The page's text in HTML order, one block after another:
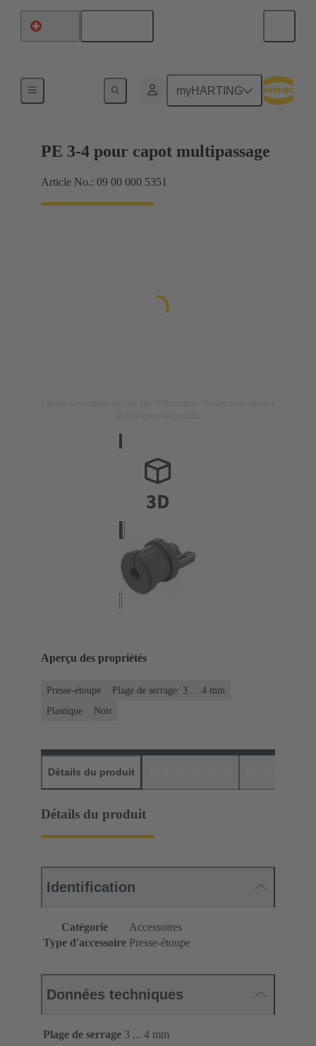
myHARTING
PE 3-4 pour capot multipassage
Article No.: 09 00 000 5351
Aperçu des propriétés
Presse-étoupe
Plage de serrage: 3 ... 4 mm
Plastique
Noir
Détails du produit
Détails du produit
Identification
Catégorie
Accessoires
Type d'accessoire Presse-étoupe
Données techniques
Plage de serrage 3 ... 4 mm